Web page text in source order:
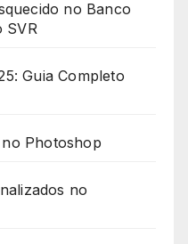
no Banco
SVR
Guia Completo
Photoshop
no